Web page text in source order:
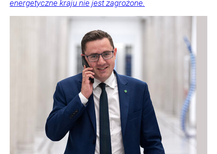
energetyczne kraju nie jest zagrożone.